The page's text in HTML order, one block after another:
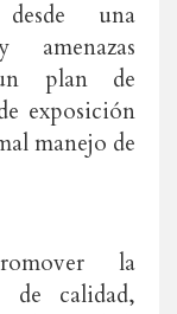
una
plan de
exposición
manejo de
la
de calidad,